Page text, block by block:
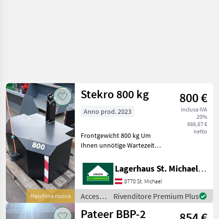
Macchina nuova
Stekro 800 kg 800 €
inclusa IVA
20%
666,67 €
netto
Anno prod. 2023
Frontgewicht 800 kg Um
Ihnen unnötige Wartezeiten
ersparen, bitten wir Sie um
vorherige
Kontaktaufnahme, falls Sie
eine unserer
Gebrauchtmaschi
Lagerhaus St. Michael ob Leoben eGen
8770 St. Michael
Accessori
per
trattore
Rivenditore Premium Plus
Pateer BBP-2